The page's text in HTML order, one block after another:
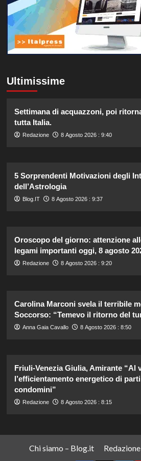
Ultimissime
Settimana di acquazzoni, poi
tutta Italia.
Redazione 8 Agosto 2026 : 9:40
5 Sorprendenti Motivazioni degli
dell’Astrologia
Blog.IT 8 Agosto 2026 : 9:37
Oroscopo del giorno: attenzione
legami importanti oggi, 8 agosto
Redazione 8 Agosto 2026 : 9:20
Carolina Marconi svela il terribile
Soccorso: “Temevo il ritorno del
Anna Gaia Cavallo 8 Agosto 2026 : 8:50
Friuli-Venezia Giulia, Amirante “Al
l’efficientamento energetico di
condomini”
Redazione 8 Agosto 2026 : 8:15
Chi siamo – Blog.it Redazione